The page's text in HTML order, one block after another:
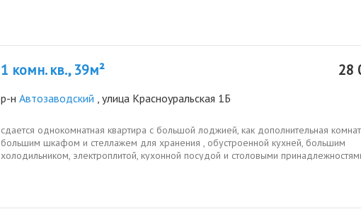
1 комн. кв., 39м² 28
р-н Автозаводский , улица Красноуральская 1Б
сдается однокомнатная квартира с большой лоджией, как дополнительная
большим шкафом и стеллажем для хранения , обустроенной кухней, большим
холодильником, электроплитой, кухонной посудой и столовыми